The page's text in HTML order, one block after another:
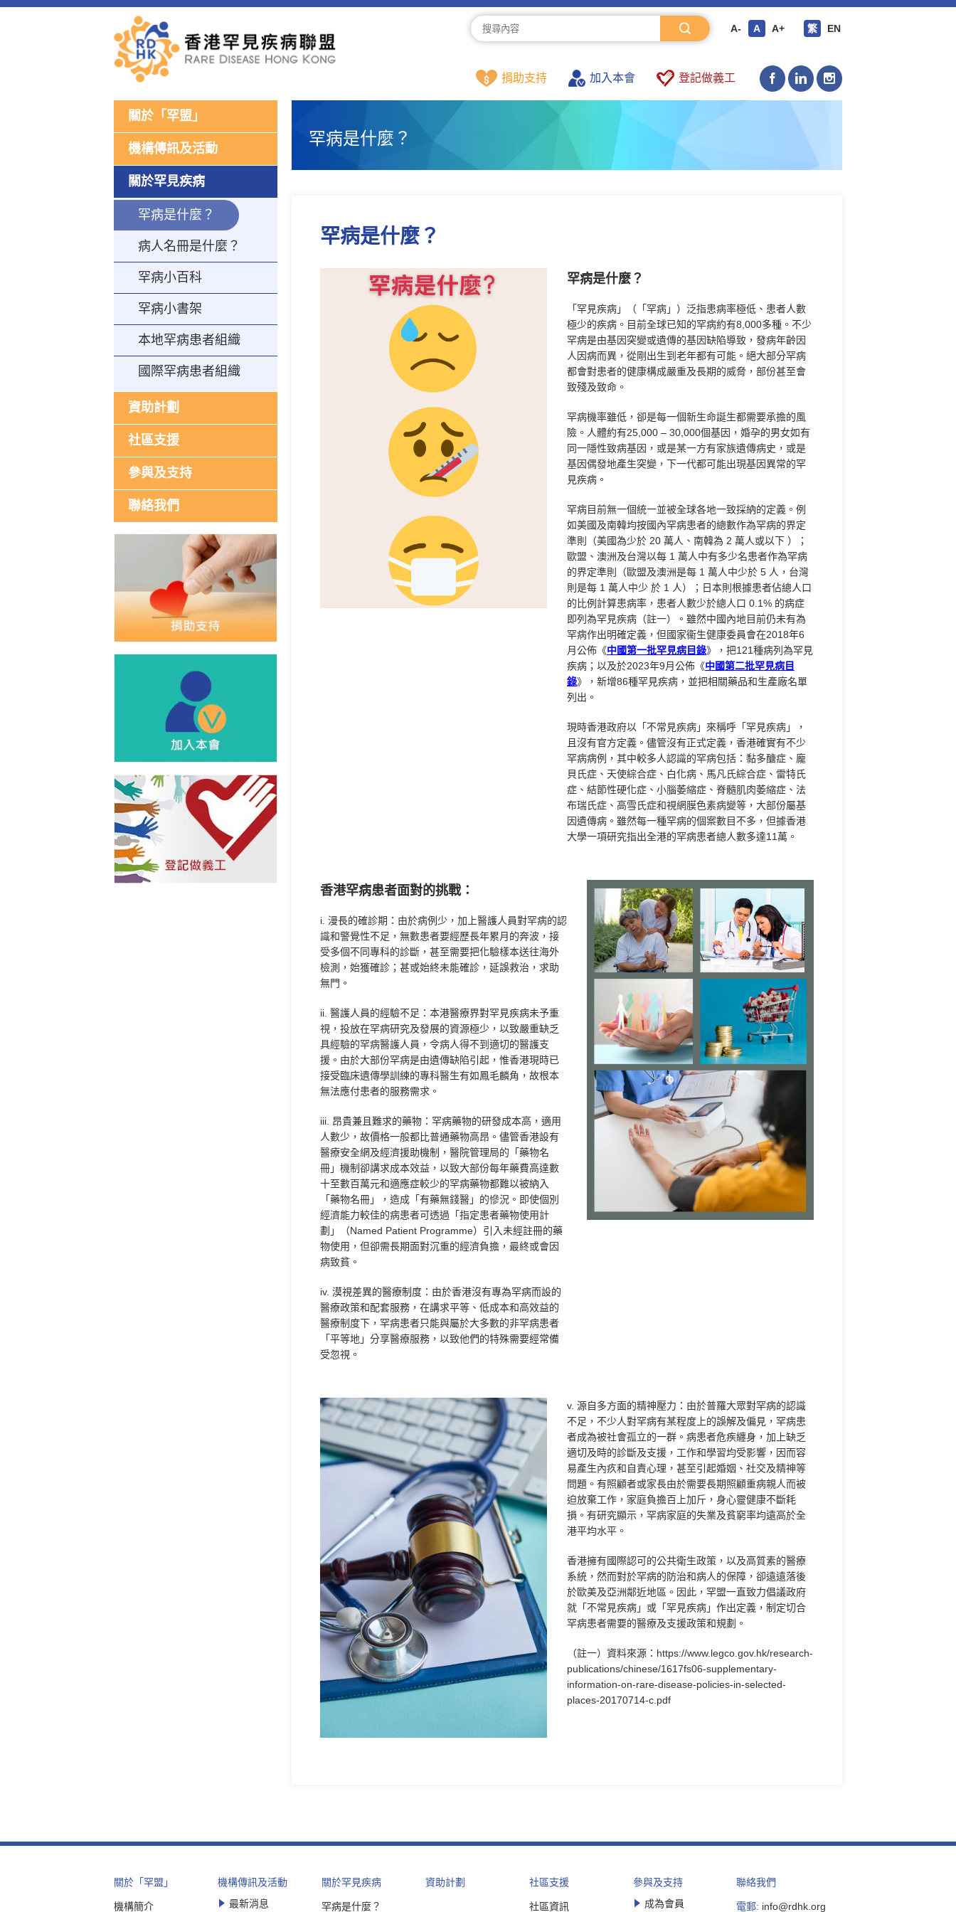
A- A A+ 繁 EN
捐助支持 加入本會 登記做義工
關於「罕盟」
機構傳訊及活動
關於罕見疾病
罕病是什麼？
病人名冊是什麼？
罕病小百科
罕病小書架
本地罕病患者組織
國際罕病患者組織
資助計劃
社區支援
參與及支持
聯絡我們
罕病是什麼？
罕病是什麼？
罕病是什麼？
「罕見疾病」（「罕病」）泛指患病率極低、患者人數
極少的疾病。目前全球已知的罕病約有8,000多種。不少
罕病是由基因突變或遺傳的基因缺陷導致，發病年齡因
人因病而異，從剛出生到老年都有可能。絕大部分罕病
都會對患者的健康構成嚴重及長期的威脅，部份甚至會
致殘及致命。
罕病機率雖低，卻是每一個新生命誕生都需要承擔的風
險。人體約有25,000 – 30,000個基因，婚孕的男女如有
同一隱性致病基因，或是某一方有家族遺傳病史，或是
基因偶發地產生突變，下一代都可能出現基因異常的罕
見疾病。
罕病目前無一個統一並被全球各地一致採納的定義。例
如美國及南韓均按國內罕病患者的總數作為罕病的界定
準則（美國為少於 20 萬人、南韓為 2 萬人或以下 ）；
歐盟、澳洲及台灣以每 1 萬人中有多少名患者作為罕病
的界定準則（歐盟及澳洲是每 1 萬人中少於 5 人，台灣
則是每 1 萬人中少 於 1 人）；日本則根據患者佔總人口
的比例計算患病率，患者人數少於總人口 0.1% 的病症
即列為罕見疾病（註一）。雖然中國內地目前仍未有為
罕病作出明確定義，但國家衞生健康委員會在2018年6
月公佈《中國第一批罕見病目錄》，把121種病列為罕見
疾病；以及於2023年9月公佈《中國第二批罕見病目
錄》，新增86種罕見疾病，並把相關藥品和生產廠名單
列出。
現時香港政府以「不常見疾病」來稱呼「罕見疾病」，
且沒有官方定義。儘管沒有正式定義，香港確實有不少
罕病病例，其中較多人認識的罕病包括：黏多醣症、龐
貝氏症、天使綜合症、白化病、馬凡氏綜合症、雷特氏
症、結節性硬化症、小腦萎縮症、脊髓肌肉萎縮症、法
布瑞氏症、高雪氏症和視網膜色素病變等，大部份屬基
因遺傳病。雖然每一種罕病的個案數目不多，但據香港
大學一項研究指出全港的罕病患者總人數多達11萬。
香港罕病患者面對的挑戰：
i. 漫長的確診期：由於病例少，加上醫護人員對罕病的認
識和警覺性不足，無數患者要經歷長年累月的奔波，接
受多個不同專科的診斷，甚至需要把化驗樣本送往海外
檢測，始獲確診；甚或始終未能確診，延誤救治，求助
無門。
ii. 醫護人員的經驗不足：本港醫療界對罕見疾病未予重
視，投放在罕病研究及發展的資源極少，以致嚴重缺乏
具經驗的罕病醫護人員，令病人得不到適切的醫護支
援。由於大部份罕病是由遺傳缺陷引起，惟香港現時已
接受臨床遺傳學訓練的專科醫生有如鳳毛麟角，故根本
無法應付患者的服務需求。
iii. 昂貴兼且難求的藥物：罕病藥物的研發成本高，適用
人數少，故價格一般都比普通藥物高昂。儘管香港設有
醫療安全網及經濟援助機制，醫院管理局的「藥物名
冊」機制卻講求成本效益，以致大部份每年藥費高達數
十至數百萬元和適應症較少的罕病藥物都難以被納入
「藥物名冊」，造成「有藥無錢醫」的慘況。即使個別
經濟能力較佳的病患者可透過「指定患者藥物使用計
劃」（Named Patient Programme）引入未經註冊的藥
物使用，但卻需長期面對沉重的經濟負擔，最終或會因
病致貧。
iv. 漠視差異的醫療制度：由於香港沒有專為罕病而設的
醫療政策和配套服務，在講求平等、低成本和高效益的
醫療制度下，罕病患者只能與屬於大多數的非罕病患者
「平等地」分享醫療服務，以致他們的特殊需要經常備
受忽視。
v. 源自多方面的精神壓力：由於普羅大眾對罕病的認識
不足，不少人對罕病有某程度上的誤解及偏見，罕病患
者成為被社會孤立的一群。病患者危疾纏身，加上缺乏
適切及時的診斷及支援，工作和學習均受影響，因而容
易產生內疚和自責心理，甚至引起婚姻、社交及精神等
問題。有照顧者或家長由於需要長期照顧重病親人而被
迫放棄工作，家庭負擔百上加斤，身心靈健康不斷耗
損。有研究顯示，罕病家庭的失業及貧窮率均遠高於全
港平均水平。
香港擁有國際認可的公共衛生政策，以及高質素的醫療
系統，然而對於罕病的防治和病人的保障，卻遠遠落後
於歐美及亞洲鄰近地區。因此，罕盟一直致力倡議政府
就「不常見疾病」或「罕見疾病」作出定義，制定切合
罕病患者需要的醫療及支援政策和規劃。
（註一）資料來源： https://www.legco.gov.hk/research-
publications/chinese/1617fs06-supplementary-
information-on-rare-disease-policies-in-selected-
places-20170714-c.pdf
關於「罕盟」
機構簡介
機構傳訊及活動
最新消息
關於罕見疾病
罕病是什麼？
資助計劃 社區支援
社區資訊
參與及支持
成為會員
聯絡我們
電郵: info@rdhk.org